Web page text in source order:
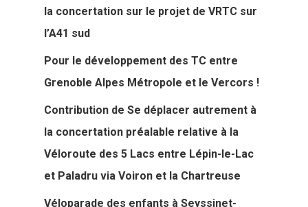
la concertation sur le projet de VRTC sur
l’A41 sud
Pour le développement des TC entre
Grenoble Alpes Métropole et le Vercors !
Contribution de Se déplacer autrement à
la concertation préalable relative à la
Véloroute des 5 Lacs entre Lépin-le-Lac
et Paladru via Voiron et la Chartreuse
Véloparade des enfants à Seyssinet-